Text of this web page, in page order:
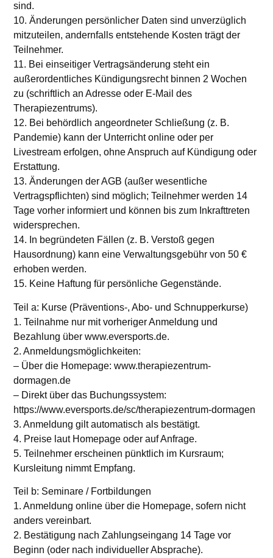
sind.
10. Änderungen persönlicher Daten sind unverzüglich
mitzuteilen, andernfalls entstehende Kosten trägt der
Teilnehmer.
11. Bei einseitiger Vertragsänderung steht ein
außerordentliches Kündigungsrecht binnen 2 Wochen
zu (schriftlich an Adresse oder E-Mail des
Therapiezentrums).
12. Bei behördlich angeordneter Schließung (z. B.
Pandemie) kann der Unterricht online oder per
Livestream erfolgen, ohne Anspruch auf Kündigung oder
Erstattung.
13. Änderungen der AGB (außer wesentliche
Vertragspflichten) sind möglich; Teilnehmer werden 14
Tage vorher informiert und können bis zum Inkrafttreten
widersprechen.
14. In begründeten Fällen (z. B. Verstoß gegen
Hausordnung) kann eine Verwaltungsgebühr von 50 €
erhoben werden.
15. Keine Haftung für persönliche Gegenstände.
Teil a: Kurse (Präventions-, Abo- und Schnupperkurse)
1. Teilnahme nur mit vorheriger Anmeldung und
Bezahlung über www.eversports.de.
2. Anmeldungsmöglichkeiten:
– Über die Homepage: www.therapiezentrum-
dormagen.de
– Direkt über das Buchungssystem:
https://www.eversports.de/sc/therapiezentrum-dormagen
3. Anmeldung gilt automatisch als bestätigt.
4. Preise laut Homepage oder auf Anfrage.
5. Teilnehmer erscheinen pünktlich im Kursraum;
Kursleitung nimmt Empfang.
Teil b: Seminare / Fortbildungen
1. Anmeldung online über die Homepage, sofern nicht
anders vereinbart.
2. Bestätigung nach Zahlungseingang 14 Tage vor
Beginn (oder nach individueller Absprache).